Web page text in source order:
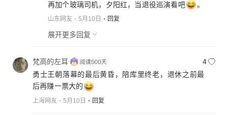
再加个玻璃司机，夕阳红，当退役巡演看吧
。
山东网友 5月10日 回复
展开更多回复
梵高的左耳
4
勇士王朝落幕的最后黄昏，陪库里终老，退休之前最
后再赚一票大的
上海网友 5月10日 回复